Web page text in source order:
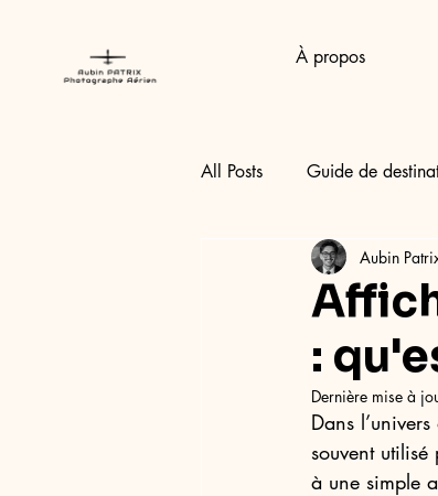
À propos
All Posts Guide de
:
Aubin
Dernière mise à
Dans
souvent
à une simple